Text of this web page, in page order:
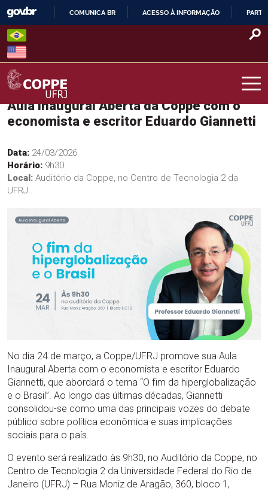
Skip
content
O
COMUNICA BR ACESSO À INFORMAÇÃO
COPPE – UFRJ
Aula Inaugural Aberta da Coppe com o
economista e escritor Eduardo Giannetti
Data: 24/03/2026
Horário: 9h30
Local: Auditório da Coppe, no Centro de Tecnologia 2 da
UFRJ
No dia 24 de março, a Coppe/UFRJ promove sua Aula
Inaugural Aberta com o economista e escritor Eduardo
Giannetti, que abordará o tema “O fim da hiperglobalização
e o Brasil”. Ao longo das últimas décadas, Giannetti
consolidou-se como uma das principais vozes do debate
público sobre política econômica e suas implicações
sociais para o país.
O evento será realizado às 9h30, no Auditório da Coppe, no
Centro de Tecnologia 2 da Universidade Federal do Rio de
Janeiro (UFRJ) – Rua Moniz de Aragão, 360, bloco 1,